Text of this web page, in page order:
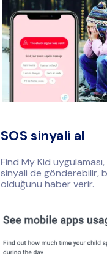
SOS sinyali al
Find My Kid
sinyali de gönderebilir,
olduğunu haber verir.